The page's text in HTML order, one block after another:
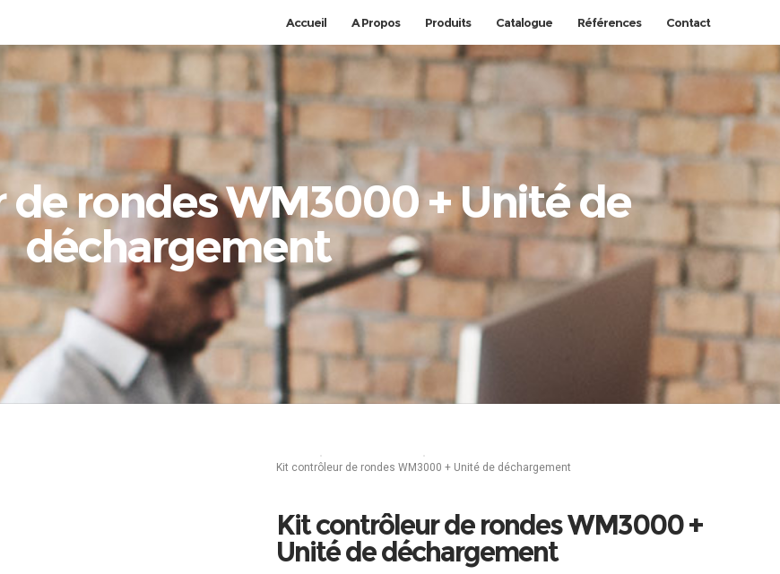
Accueil A Propos Produits Catalogue Références Contact
rondes WM3000 + Unité de
déchargement
Kit contrôleur de rondes WM3000 + Unité de déchargement
Kit contrôleur de rondes WM3000 +
Unité de déchargement